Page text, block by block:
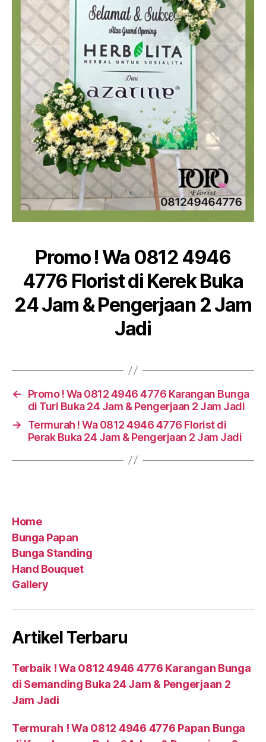
Promo ! Wa 0812 4946
4776 Florist di Kerek Buka
24 Jam & Pengerjaan 2 Jam
Jadi
←
Promo ! Wa 0812 4946 4776 Karangan Bunga
di Turi Buka 24 Jam & Pengerjaan 2 Jam Jadi
→
Termurah ! Wa 0812 4946 4776 Florist di
Perak Buka 24 Jam & Pengerjaan 2 Jam Jadi
Home
Bunga Papan
Bunga Standing
Hand Bouquet
Gallery
Artikel Terbaru
Terbaik ! Wa 0812 4946 4776 Karangan Bunga
di Semanding Buka 24 Jam & Pengerjaan 2
Jam Jadi
Termurah ! Wa 0812 4946 4776 Papan Bunga